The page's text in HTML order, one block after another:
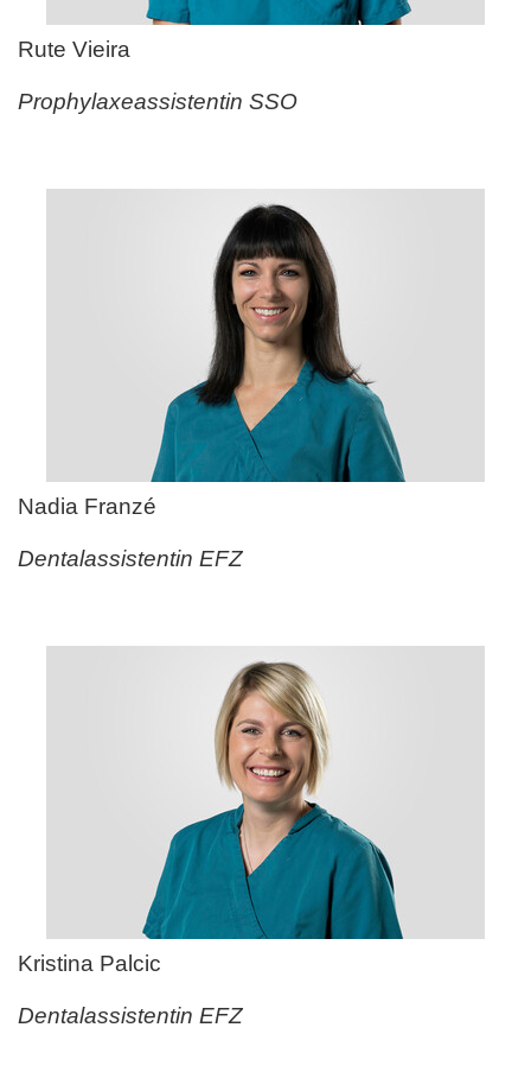
Rute Vieira
Prophylaxeassistentin SSO
Nadia Franzé
Dentalassistentin EFZ
Kristina Palcic
Dentalassistentin EFZ